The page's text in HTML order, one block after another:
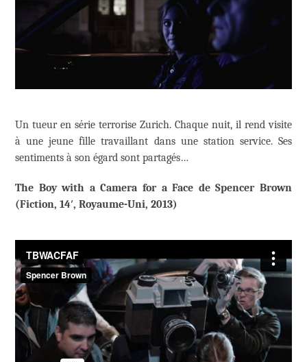
Un tueur en série terrorise Zurich. Chaque nuit, il rend visite
à une jeune fille travaillant dans une station service. Ses
sentiments à son égard sont partagés…
The Boy with a Camera for a Face de Spencer Brown
(Fiction, 14′, Royaume-Uni, 2013)